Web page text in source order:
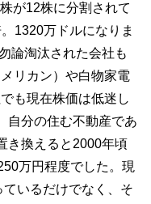
が12株に分割されて
1320万ドルになりま
論淘汰された会社も
リカン）や白物家電
も現在株価は低迷し
自分の住む不動産であ
き換えると2000年頃
万円程度でした。現
いるだけでなく、そ